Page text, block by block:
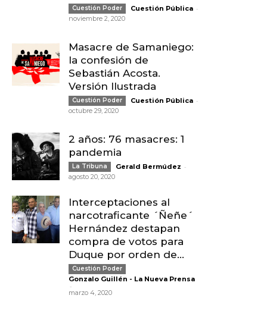
Cuestión Poder Cuestión Pública -
noviembre 2, 2020
Masacre de Samaniego:
la confesión de
Sebastián Acosta.
Versión Ilustrada
Cuestión Poder Cuestión Pública -
octubre 29, 2020
2 años: 76 masacres: 1
pandemia
La Tribuna Gerald Bermúdez -
agosto 20, 2020
Interceptaciones al
narcotraficante ´Ñeñe´
Hernández destapan
compra de votos para
Duque por orden de...
Cuestión Poder
Gonzalo Guillén - La Nueva Prensa
-
marzo 4, 2020